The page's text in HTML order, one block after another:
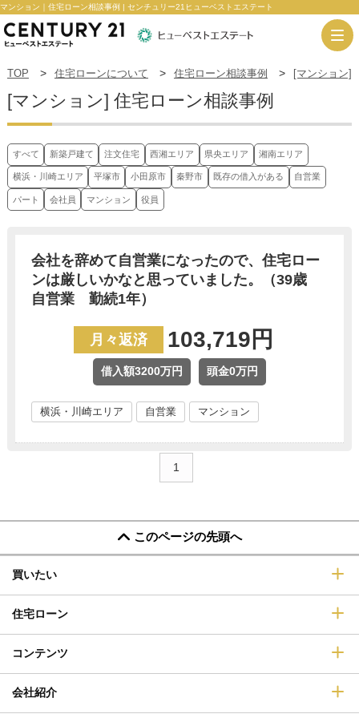
マンション｜住宅ローン相談事例 | センチュリー21ヒューベストエステート
TOP 住宅ローンについて 住宅ローン相談事例 [マンション]
[マンション] 住宅ローン相談事例
すべて 新築戸建て 注文住宅 西湘エリア 県央エリア 湘南エリア
横浜・川崎エリア 平塚市 小田原市 秦野市 既存の借入がある 自営業
パート 会社員 マンション 役員
会社を辞めて自営業になったので、住宅ロー
ンは厳しいかなと思っていました。（39歳
自営業 勤続1年）
月々返済 103,719円
借入額3200万円 頭金0万円
横浜・川崎エリア 自営業 マンション
1
このページの先頭へ
買いたい
住宅ローン
コンテンツ
会社紹介